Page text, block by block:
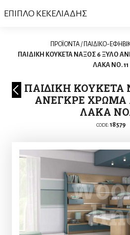
ΕΠΙΠΛΟ ΚΕΚΕΛΙΑΔΗΣ
ΠΡΟΪΟΝΤΑ/ ΠΑΙΔΙΚΟ-
ΠΑΙΔΙΚΗ ΚΟΥΚΕΤΑ ΝΑΞΟΣ 6 ΞΥΛΟ
ΛΑΚΑ ΝΟ. 11
ΠΑΙΔΙΚΗ ΚΟΥΚΕΤΑ
ΑΝΕΓΚΡΕ ΧΡΩΜΑ
ΛΑΚΑ ΝΟ.
CODE: 18579